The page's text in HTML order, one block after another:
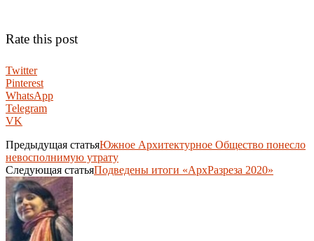
Rate this post
Twitter
Pinterest
WhatsApp
Telegram
VK
Предыдущая статьяЮжное Архитектурное Общество понесло
невосполнимую утрату
Следующая статьяПодведены итоги «АрхРазреза 2020»